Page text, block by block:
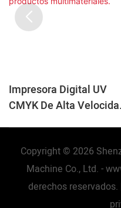
Impresora Digital UV
CMYK De Alta
Multimateriales.
Copyright © 2026
Machine Co., Ltd. -
derechos reservados.